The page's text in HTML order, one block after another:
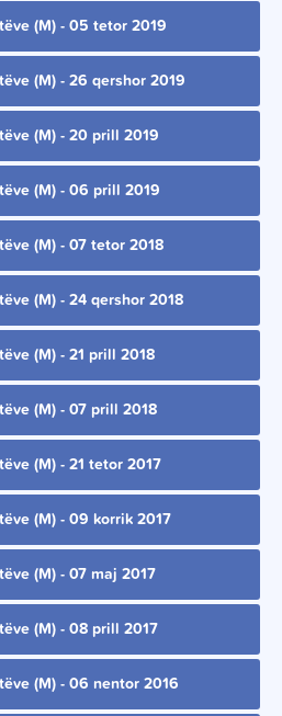
(M) - 05 tetor 2019
(M) - 26 qershor 2019
(M) - 20 prill 2019
(M) - 06 prill 2019
(M) - 07 tetor 2018
(M) - 24 qershor 2018
(M) - 21 prill 2018
(M) - 07 prill 2018
(M) - 21 tetor 2017
(M) - 09 korrik 2017
(M) - 07 maj 2017
(M) - 08 prill 2017
(M) - 06 nentor 2016